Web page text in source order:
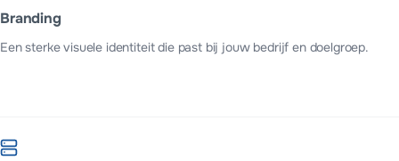
Branding
Een sterke visuele identiteit die past bij jouw bedrijf en doelgroep.